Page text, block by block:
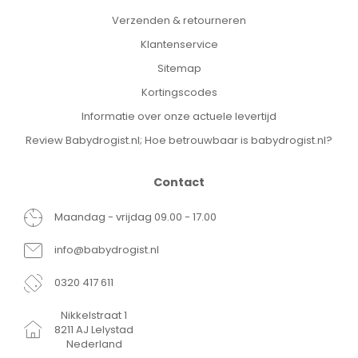
Verzenden & retourneren
Klantenservice
Sitemap
Kortingscodes
Informatie over onze actuele levertijd
Review Babydrogist.nl; Hoe betrouwbaar is babydrogist.nl?
Contact
Maandag - vrijdag 09.00 - 17.00
info@babydrogist.nl
0320 417 611
Nikkelstraat 1
8211 AJ Lelystad
Nederland